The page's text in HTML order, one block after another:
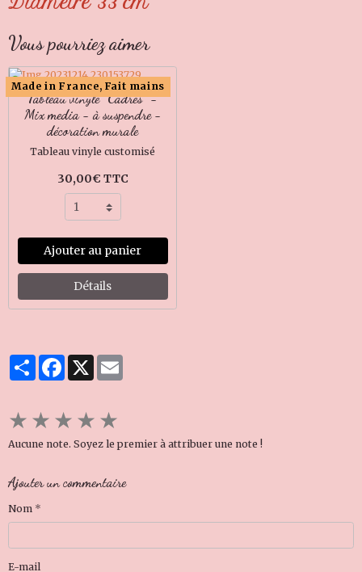
Vous pourriez aimer
Made in France, Fait mains
Tableau vinyle "Cadres" -
Mix media - à suspendre -
décoration murale
Tableau vinyle customisé
30,00€ TTC
Ajouter au panier
Détails
PartagerFacebook
X
★★★★★
Aucune note. Soyez le premier à attribuer une note !
Ajouter un commentaire
Nom
E-mail